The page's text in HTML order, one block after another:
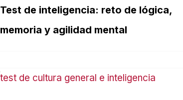
Test de inteligencia: reto de lógica,
memoria y agilidad mental